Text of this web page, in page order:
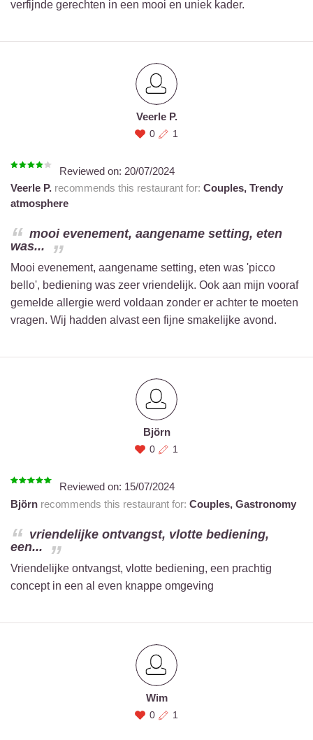
verfijnde gerechten in een mooi en uniek kader.
Veerle P.
0 1
Reviewed on: 20/07/2024
Veerle P. recommends this restaurant for: Couples, Trendy
atmosphere
mooi evenement, aangename setting, eten
was...
Mooi evenement, aangename setting, eten was 'picco
bello', bediening was zeer vriendelijk. Ook aan mijn vooraf
gemelde allergie werd voldaan zonder er achter te moeten
vragen. Wij hadden alvast een fijne smakelijke avond.
Björn
0 1
Reviewed on: 15/07/2024
Björn recommends this restaurant for: Couples, Gastronomy
vriendelijke ontvangst, vlotte bediening,
een...
Vriendelijke ontvangst, vlotte bediening, een prachtig
concept in een al even knappe omgeving
Wim
0 1